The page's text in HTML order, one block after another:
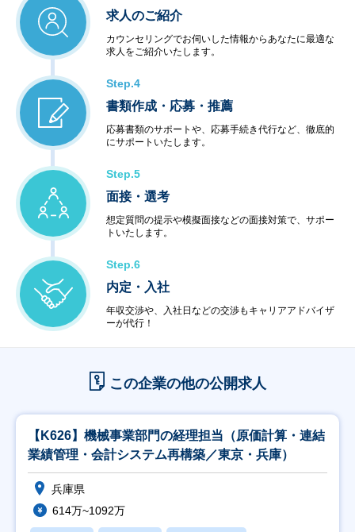
求人のご紹介
カウンセリングでお伺いした情報からあなたに最適な
求人をご紹介いたします。
Step.4
書類作成・応募・推薦
応募書類のサポートや、応募手続き代行など、徹底的
にサポートいたします。
Step.5
面接・選考
想定質問の提示や模擬面接などの面接対策で、サポー
トいたします。
Step.6
内定・入社
年収交渉や、入社日などの交渉もキャリアアドバイザ
ーが代行！
この企業の他の公開求人
【K626】機械事業部門の経理担当（原価計算・連結
業績管理・会計システム再構築／東京・兵庫）
兵庫県
614万~1092万